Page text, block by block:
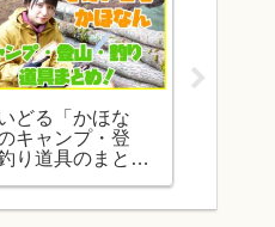
どる「かほな
キャンプ・登
り道具のまと